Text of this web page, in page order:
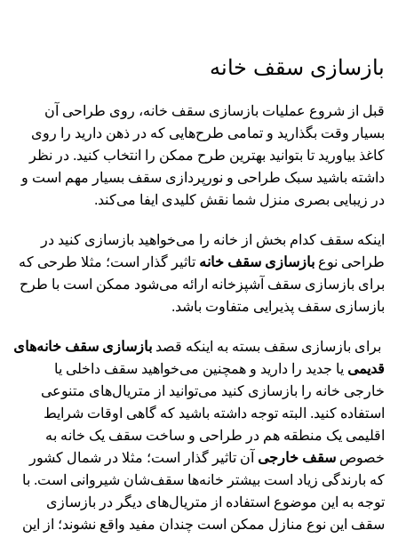
بازسازی سقف خانه
قبل از شروع عملیات بازسازی سقف خانه، روی طراحی آن
بسیار وقت بگذارید و تمامی طرح‌هایی که در ذهن دارید را روی
کاغذ بیاورید تا بتوانید بهترین طرح ممکن را انتخاب کنید. در نظر
داشته باشید سبک طراحی و نورپردازی سقف بسیار مهم است و
در زیبایی بصری منزل شما نقش کلیدی ایفا می‌کند.
اینکه سقف کدام بخش از خانه را می‌خواهید بازسازی کنید در
طراحی نوع بازسازی سقف خانه تاثیر گذار است؛ مثلا طرحی که
برای بازسازی سقف آشپزخانه ارائه می‌شود ممکن است با طرح
بازسازی سقف پذیرایی متفاوت باشد.
برای بازسازی سقف بسته به اینکه قصد بازسازی سقف خانه‌های
قدیمی یا جدید را دارید و همچنین می‌خواهید سقف داخلی یا
خارجی خانه را بازسازی کنید می‌توانید از متریال‌های متنوعی
استفاده کنید. البته توجه داشته باشید که گاهی اوقات شرایط
اقلیمی یک منطقه هم در طراحی و ساخت سقف یک خانه به
خصوص سقف خارجی آن تاثیر گذار است؛ مثلا در شمال کشور
که بارندگی زیاد است بیشتر خانه‌ها سقف‌شان شیروانی است. با
توجه به این موضوع استفاده از متریال‌های دیگر در بازسازی
سقف این نوع منازل ممکن است چندان مفید واقع نشوند؛ از این